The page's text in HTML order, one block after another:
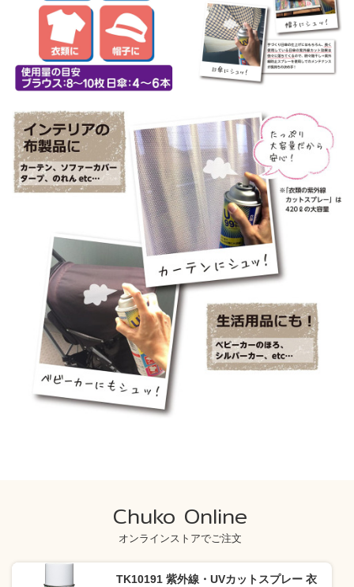
Chuko Online
オンラインストアでご注文
TK10191 紫外線・UVカットスプレー 衣